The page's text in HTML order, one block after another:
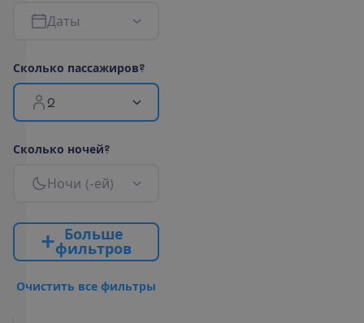
Даты
Сколько пассажиров?
2
Сколько ночей?
Ночи (-ей)
Больше
фильтров
Очистить все фильтры